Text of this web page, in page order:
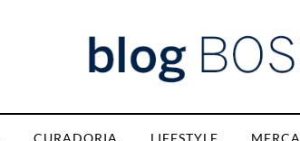
CURADORIA LIFESTYLE